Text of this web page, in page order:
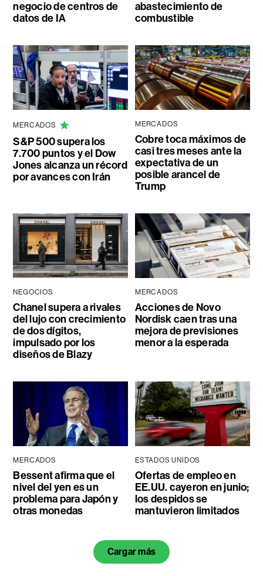
negocio de centros de
datos de IA
abastecimiento de
combustible
MERCADOS
S&P 500 supera los
7.700 puntos y el Dow
Jones alcanza un récord
por avances con Irán
MERCADOS
Cobre toca máximos de
casi tres meses ante la
expectativa de un
posible arancel de
Trump
NEGOCIOS
Chanel supera a rivales
del lujo con crecimiento
de dos dígitos,
impulsado por los
diseños de Blazy
MERCADOS
Acciones de Novo
Nordisk caen tras una
mejora de previsiones
menor a la esperada
MERCADOS
Bessent afirma que el
nivel del yen es un
problema para Japón y
otras monedas
ESTADOS UNIDOS
Ofertas de empleo en
EE.UU. cayeron en junio;
los despidos se
mantuvieron limitados
Cargar más